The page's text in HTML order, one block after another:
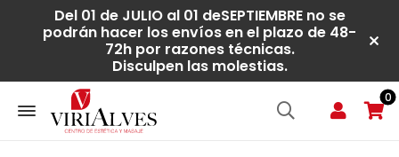
Del 01 de JULIO al 01 deSEPTIEMBRE no se
podrán hacer los envíos en el plazo de 48-
72h por razones técnicas.
Disculpen las molestias.
0